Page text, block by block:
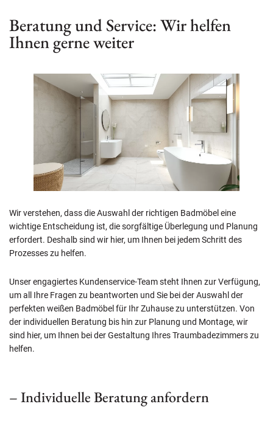
Beratung und Service: Wir helfen
Ihnen gerne weiter
Wir verstehen, dass die Auswahl der richtigen Badmöbel eine
wichtige Entscheidung ist, die sorgfältige Überlegung und Planung
erfordert. Deshalb sind wir hier, um Ihnen bei jedem Schritt des
Prozesses zu helfen.
Unser engagiertes Kundenservice-Team steht Ihnen zur Verfügung,
um all Ihre Fragen zu beantworten und Sie bei der Auswahl der
perfekten weißen Badmöbel für Ihr Zuhause zu unterstützen. Von
der individuellen Beratung bis hin zur Planung und Montage, wir
sind hier, um Ihnen bei der Gestaltung Ihres Traumbadezimmers zu
helfen.
– Individuelle Beratung anfordern